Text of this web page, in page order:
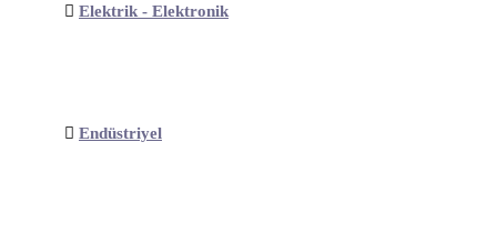
Elektrik - Elektronik
Endüstriyel